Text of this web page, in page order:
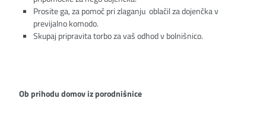
Prosite ga, za pomoč pri zlaganju oblačil za dojenčka v
previjalno komodo.
Skupaj pripravita torbo za vaš odhod v bolnišnico.
Ob prihodu domov iz porodnišnice